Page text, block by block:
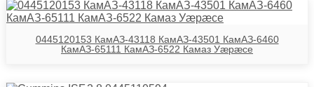
0445120153 КамАЗ-43118 КамАЗ-43501 КамАЗ-6460
КамАЗ-65111 КамАЗ-6522 Камаз Уӕрӕсе